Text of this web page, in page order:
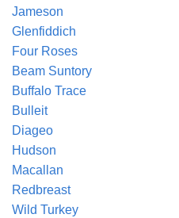
Jameson
Glenfiddich
Four Roses
Beam Suntory
Buffalo Trace
Bulleit
Diageo
Hudson
Macallan
Redbreast
Wild Turkey